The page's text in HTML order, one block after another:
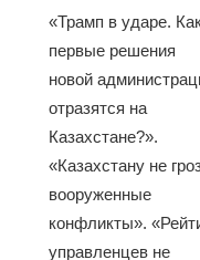
«Трамп в ударе.
первые решения
новой
отразятся на
Казахстане?».
«Казахстану не
вооруженные
конфликты».
управленцев не